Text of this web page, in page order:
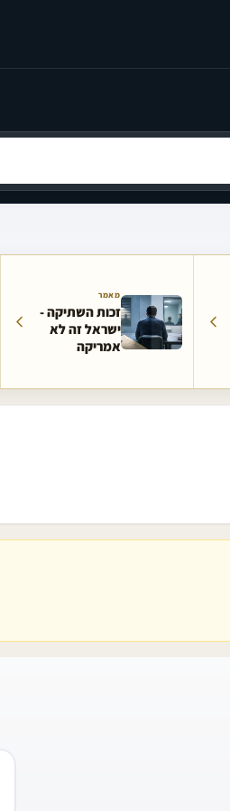
מאמר
זכות השתיקה -
ישראל זה לא
אמריקה